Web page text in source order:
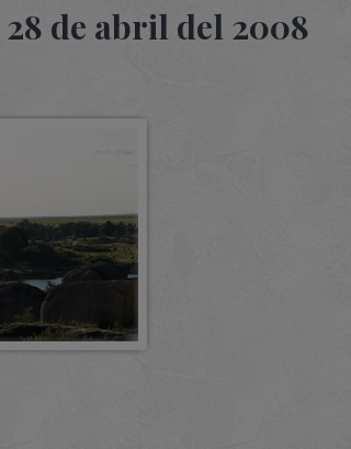
de abril del 2008